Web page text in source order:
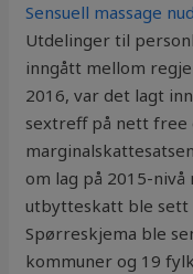
Sensuell massage
Utdelinger til
inngått mellom
2016, var det lagt
sextreff på nett free
om lag på 2015-
utbytteskatt ble sett
Spørreskjema ble
kommuner og 19